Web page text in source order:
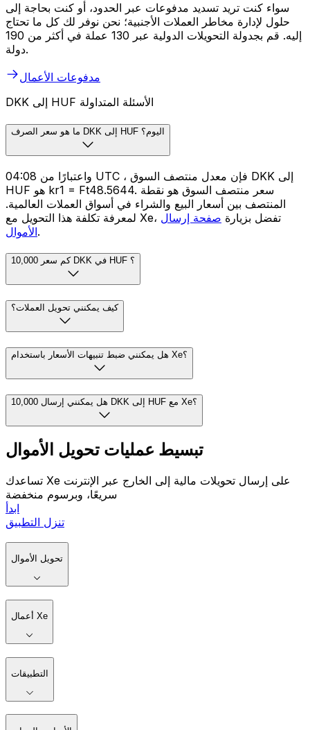
سواء كنت تريد تسديد مدفوعات عبر الحدود، أو كنت بحاجة إلى
حلول لإدارة مخاطر العملات الأجنبية؛ نحن نوفر لك كل ما تحتاج
إليه. قم بجدولة التحويلات الدولية عبر 130 عملة في أكثر من 190
دولة.
مدفوعات الأعمال
DKK إلى HUF الأسئلة المتداولة
ما هو سعر الصرف DKK إلى HUF اليوم؟
واعتبارًا من 04:08 UTC ، فإن معدل منتصف السوق DKK إلى
HUF هو kr1 = Ft48.5644. سعر منتصف السوق هو نقطة
المنتصف بين أسعار البيع والشراء في أسواق العملات العالمية.
لمعرفة تكلفة هذا التحويل مع Xe، تفضل بزيارة صفحة إرسال
الأموال.
كم سعر 10,000 DKK في HUF ؟
كيف يمكنني تحويل العملات؟
هل يمكنني ضبط تنبيهات الأسعار باستخدام Xe؟
هل يمكنني إرسال 10,000 DKK إلى HUF مع Xe؟
تبسيط عمليات تحويل الأموال
تساعدك Xe على إرسال تحويلات مالية إلى الخارج عبر الإنترنت
سريعًا، وبرسوم منخفضة
ابدأ
تنزل التطبيق
تحويل الأموال
أعمال Xe
التطبيقات